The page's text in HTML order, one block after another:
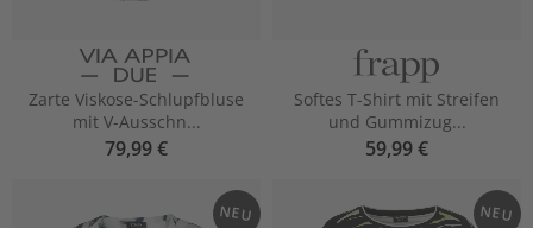
Zarte Viskose-Schlupfbluse
mit V-Ausschn...
79,99 €
Softes T-Shirt mit Streifen
und Gummizug...
59,99 €
NEU NEU